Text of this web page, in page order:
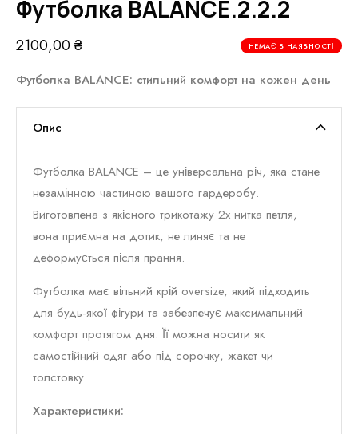
Футболка BALANCE.2.2.2
2100,00₴ НЕМАЄ В НАЯВНОСТІ
Футболка BALANCE: стильний комфорт на кожен день
Опис
Футболка BALANCE – це універсальна річ, яка стане
незамінною частиною вашого гардеробу.
Виготовлена з якісного трикотажу 2х нитка петля,
вона приємна на дотик, не линяє та не
деформується після прання.
Футболка має вільний крій oversize, який підходить
для будь-якої фігури та забезпечує максимальний
комфорт протягом дня. Її можна носити як
самостійний одяг або під сорочку, жакет чи
толстовку
Характеристики: